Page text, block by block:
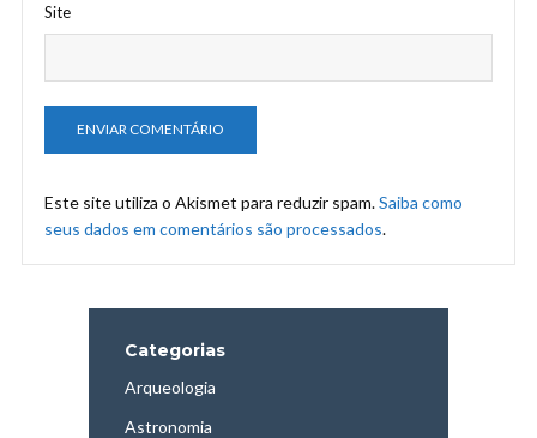
Site
Este site utiliza o Akismet para reduzir spam.Saiba como
seus dados em comentários são processados.
Categorias
Arqueologia
Astronomia